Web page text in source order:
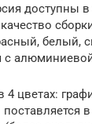
доступны
белый,
с
4 цветах: